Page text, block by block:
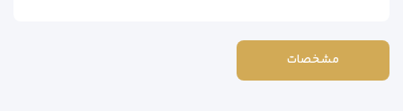
مشخصات